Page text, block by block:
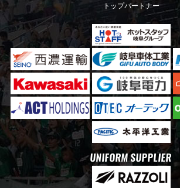
トップパートナー
UNIFORM SUPPLIER